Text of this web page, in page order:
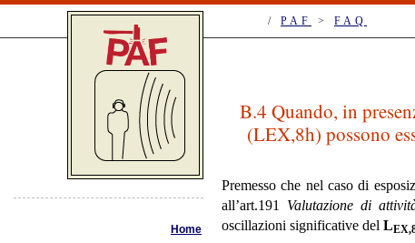
/ PAF > FAQ
Home
B.4 Quando, in
(LEX,8h) possono
Premesso che nel caso di
all’art.191
Valutazione di
oscillazioni significative del L